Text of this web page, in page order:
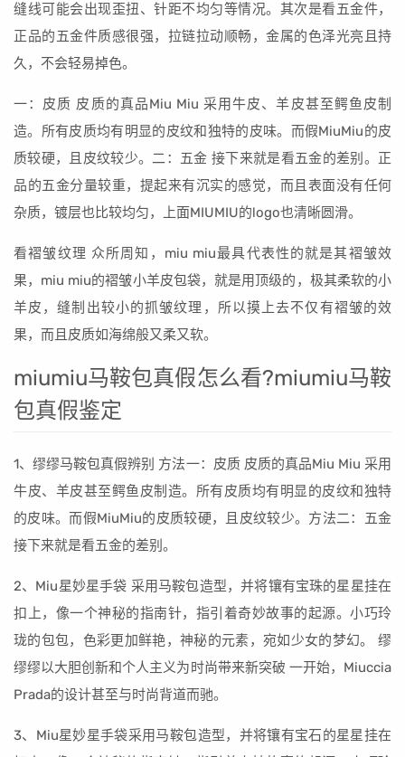
缝线可能会出现歪扭、针距不均匀等情况。其次是看五金件，
正品的五金件质感很强，拉链拉动顺畅，金属的色泽光亮且持
久，不会轻易掉色。
一：皮质 皮质的真品Miu Miu 采用牛皮、羊皮甚至鳄鱼皮制
造。所有皮质均有明显的皮纹和独特的皮味。而假MiuMiu的皮
质较硬，且皮纹较少。二：五金 接下来就是看五金的差别。正
品的五金分量较重，提起来有沉实的感觉，而且表面没有任何
杂质，镀层也比较均匀，上面MIUMIU的logo也清晰圆滑。
看褶皱纹理 众所周知，miu miu最具代表性的就是其褶皱效
果，miu miu的褶皱小羊皮包袋，就是用顶级的，极其柔软的小
羊皮，缝制出较小的抓皱纹理，所以摸上去不仅有褶皱的效
果，而且皮质如海绵般又柔又软。
miumiu马鞍包真假怎么看?miumiu马鞍
包真假鉴定
1、缪缪马鞍包真假辨别 方法一：皮质 皮质的真品Miu Miu 采用
牛皮、羊皮甚至鳄鱼皮制造。所有皮质均有明显的皮纹和独特
的皮味。而假MiuMiu的皮质较硬，且皮纹较少。方法二：五金
接下来就是看五金的差别。
2、Miu星妙星手袋 采用马鞍包造型，并将镶有宝珠的星星挂在
扣上，像一个神秘的指南针，指引着奇妙故事的起源。小巧玲
珑的包包，色彩更加鲜艳，神秘的元素，宛如少女的梦幻。 缪
缪缪以大胆创新和个人主义为时尚带来新突破 一开始，Miuccia
Prada的设计甚至与时尚背道而驰。
3、Miu星妙星手袋采用马鞍包造型，并将镶有宝石的星星挂在